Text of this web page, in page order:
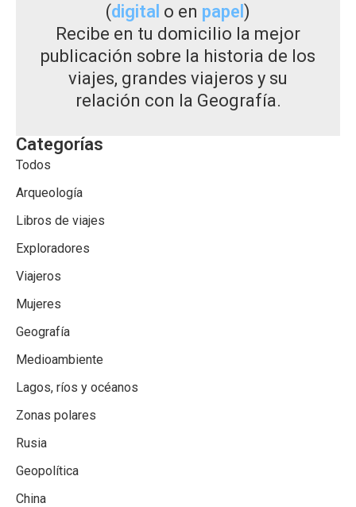
(digital o en papel )
Recibe en tu domicilio la mejor
publicación sobre la historia de los
viajes, grandes viajeros y su
relación con la Geografía.
Categorías
Todos
Arqueología
Libros de viajes
Exploradores
Viajeros
Mujeres
Geografía
Medioambiente
Lagos, ríos y océanos
Zonas polares
Rusia
Geopolítica
China